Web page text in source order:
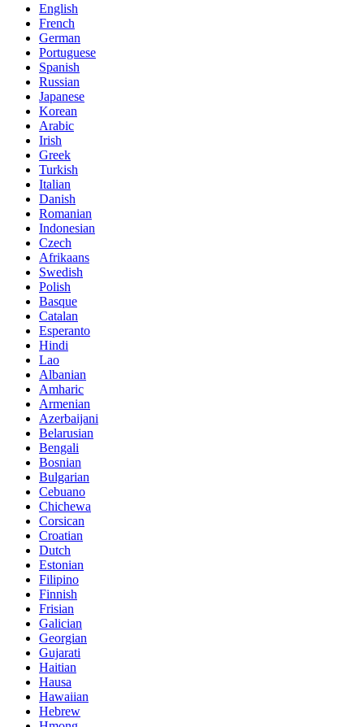
English
French
German
Portuguese
Spanish
Russian
Japanese
Korean
Arabic
Irish
Greek
Turkish
Italian
Danish
Romanian
Indonesian
Czech
Afrikaans
Swedish
Polish
Basque
Catalan
Esperanto
Hindi
Lao
Albanian
Amharic
Armenian
Azerbaijani
Belarusian
Bengali
Bosnian
Bulgarian
Cebuano
Chichewa
Corsican
Croatian
Dutch
Estonian
Filipino
Finnish
Frisian
Galician
Georgian
Gujarati
Haitian
Hausa
Hawaiian
Hebrew